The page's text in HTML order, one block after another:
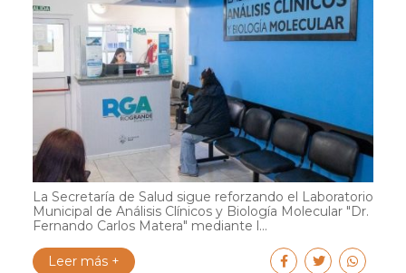
La Secretaría de Salud sigue reforzando el Laboratorio
Municipal de Análisis Clínicos y Biología Molecular "Dr.
Fernando Carlos Matera" mediante l...
Leer más +